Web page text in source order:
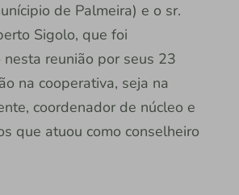
de Palmeira) e o sr.
Sigolo, que foi
reunião por seus 23
na cooperativa, seja na
coordenador de núcleo e
que atuou como conselheiro